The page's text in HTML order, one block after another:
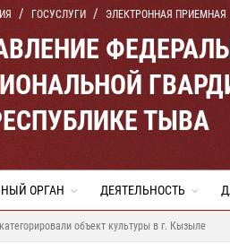
ГОСУСЛУГИ ЭЛЕКТРОННАЯ ПРИЕМНАЯ
ТЫВА
ОРГАН ДЕЯТЕЛЬНОСТЬ
объект культуры в г. Кызыле